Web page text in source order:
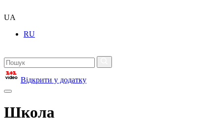
UA
RU
Відкрити у додатку
Школа